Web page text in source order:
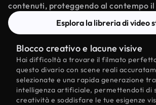
contenuti, proteggendo al contempo
Esplora la libreria di video
Blocco creativo e lacune visive
Hai difficoltà a trovare il filmato
questo divario con scene reali
selezionate e una rapida generazione
intelligenza artificiale, permettendoti di
creatività e soddisfare le tue esigenze